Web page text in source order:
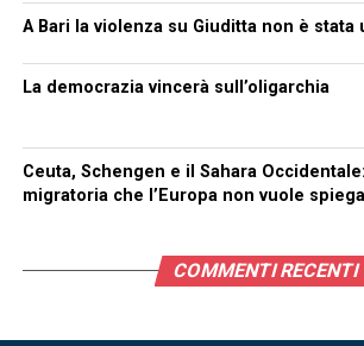
A Bari la violenza su Giuditta non è stata
La democrazia vincerà sull’oligarchia
Ceuta, Schengen e il Sahara
migratoria che l’Europa non vuole
COMMENTI RECENTI